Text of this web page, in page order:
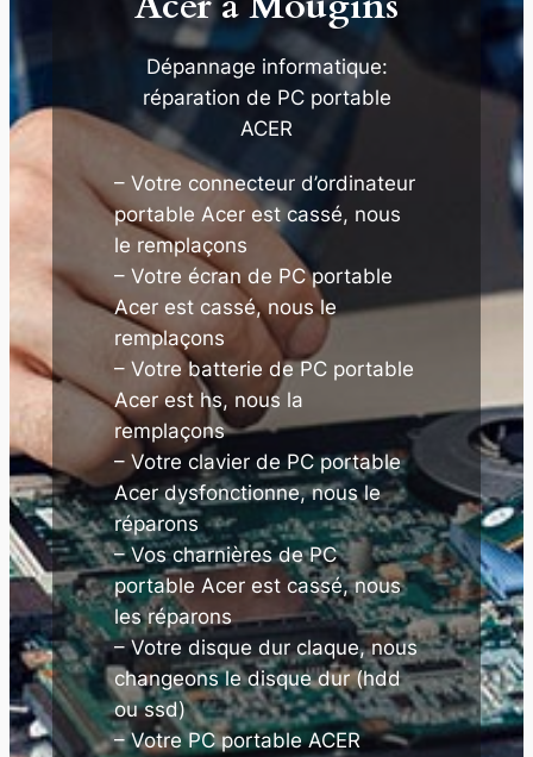
Dépannage informatique:
réparation de PC portable
ACER
– Votre connecteur d’ordinateur
portable Acer est cassé, nous
le remplaçons
– Votre écran de PC portable
Acer est cassé, nous le
remplaçons
– Votre batterie de PC portable
Acer est hs, nous la
remplaçons
– Votre clavier de PC portable
Acer dysfonctionne, nous le
réparons
– Vos charnières de PC
portable Acer est cassé, nous
les réparons
– Votre disque dur claque, nous
changeons le disque dur (hdd
ou ssd)
– Votre PC portable ACER